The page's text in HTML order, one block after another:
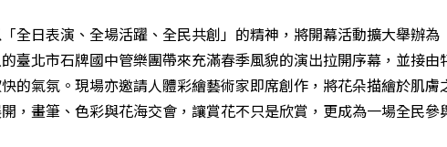
全日表演、全場活躍、全民共創」的精神，將開幕活動擴大舉辦
臺北市石牌國中管樂團帶來充滿春季風貌的演出拉開序幕，並接
的氣氛。現場亦邀請人體彩繪藝術家即席創作，將花朵描繪於肌
，畫筆、色彩與花海交會，讓賞花不只是欣賞，更成為一場全民參